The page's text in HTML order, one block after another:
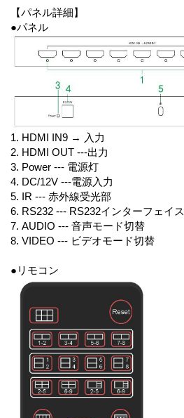
【パネル詳細】
●パネル
1. HDMI IN9 → 入力
2. HDMI OUT ---出力
3. Power --- 電源灯
4. DC/12V ---電源入力
5. IR --- 赤外線受光部
6. RS232 --- RS232インターフェイス
7. AUDIO --- 音声モード切替
8. VIDEO --- ビデオモード切替
●リモコン